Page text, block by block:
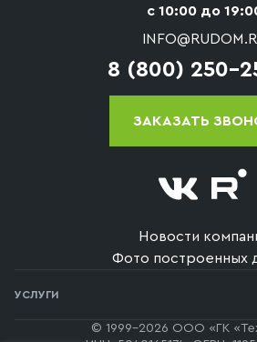
с 10:00 до
8 (800) 250-
ЗАКАЗАТЬ
Новости
Фото построенных
УСЛУГИ
Одноэтажные дома
© 1999-2026 ООО «ГК